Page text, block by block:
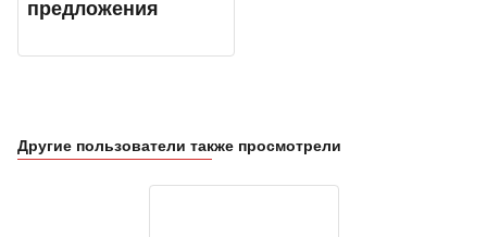
предложения
Другие пользователи также просмотрели